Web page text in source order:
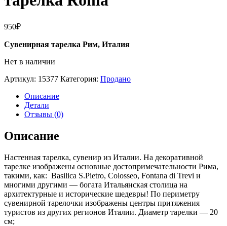
950₽
Сувенирная тарелка Рим, Италия
Нет в наличии
Артикул: 15377 Категория: Продано
Описание
Детали
Отзывы (0)
Описание
Настенная тарелка, сувенир из Италии. На декоративной
тарелке изображены основные достопримечательности Рима,
такими, как: Basilica S.Pietro, Colosseo, Fontana di Trevi и
многими другими — богата Итальянская столица на
архитектурные и исторические шедевры! По периметру
сувенирной тарелочки изображены центры притяжения
туристов из других регионов Италии. Диаметр тарелки — 20
см;